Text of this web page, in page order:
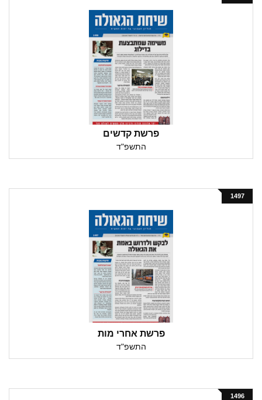
פרשת קדשים
התשפ"ד
1497
פרשת אחרי מות
התשפ"ד
1496